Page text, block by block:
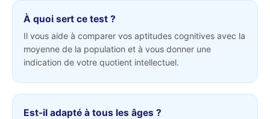
À quoi sert ce test ?
Il vous aide à comparer vos aptitudes cognitives avec la
moyenne de la population et à vous donner une
indication de votre quotient intellectuel.
Est-il adapté à tous les âges ?